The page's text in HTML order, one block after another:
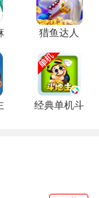
策略，考虑出牌
，及时调整自
的机会。
8.056.016
安卓版
猎鱼达人
卓版
经典单机斗